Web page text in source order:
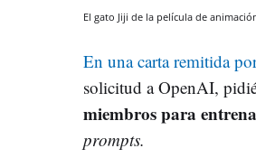
El gato Jiji de la película de
En una carta remitida
solicitud a OpenAI,
miembros para
prompts.